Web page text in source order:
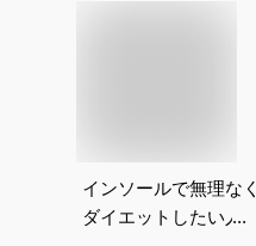
インソールで無理なく
ダイエットしたい人に